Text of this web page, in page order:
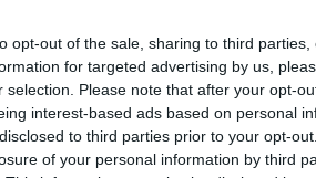
opt-out of the sale, sharing to third
for targeted advertising by us,
selection. Please note that after your opt-
interest-based ads based on personal
to third parties prior to your opt-
of your personal information by third
è stato l’evento ideale per
in nutrizione, genetica e
di Porto Cervo e Piazza
recenti ricerche sulla